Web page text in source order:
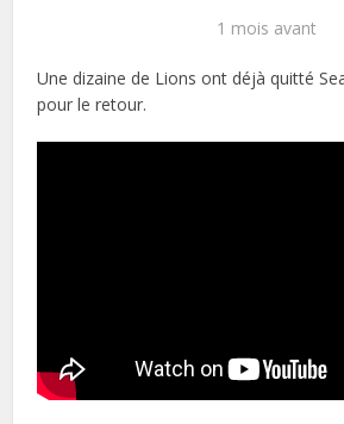
1 mois avant
Une dizaine de Lions ont déjà quitté
pour le retour.